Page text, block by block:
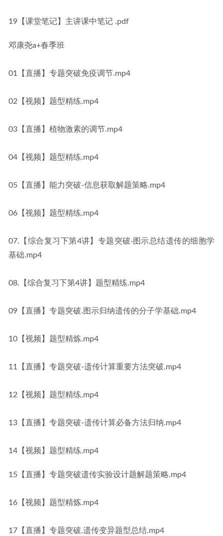
19【课堂笔记】主讲课中笔记 .pdf
邓康尧a+春季班
01【直播】专题突破免疫调节.mp4
02【视频】题型精练.mp4
03【直播】植物激素的调节.mp4
04【视频】题型精练.mp4
05【直播】能力突破-信息获取解题策略.mp4
06【视频】题型精练.mp4
07.【综合复习下第4讲】专题突破·图示总结遗传的细胞学
基础.mp4
08.【综合复习下第4讲】题型精练.mp4
09【直播】专题突破.图示归纳遗传的分子学基础.mp4
10【视频】题型精炼.mp4
11【直播】专题突破-遗传计算重要方法突破.mp4
12【视频】题型精练.mp4
13【直播】专题突破-遗传计算必备方法归纳.mp4
14【视频】题型精练.mp4
15【直播】专题突破遗传实验设计题解题策略.mp4
16【视频】题型精炼.mp4
17【直播】专题突破.遗传变异题型总结.mp4